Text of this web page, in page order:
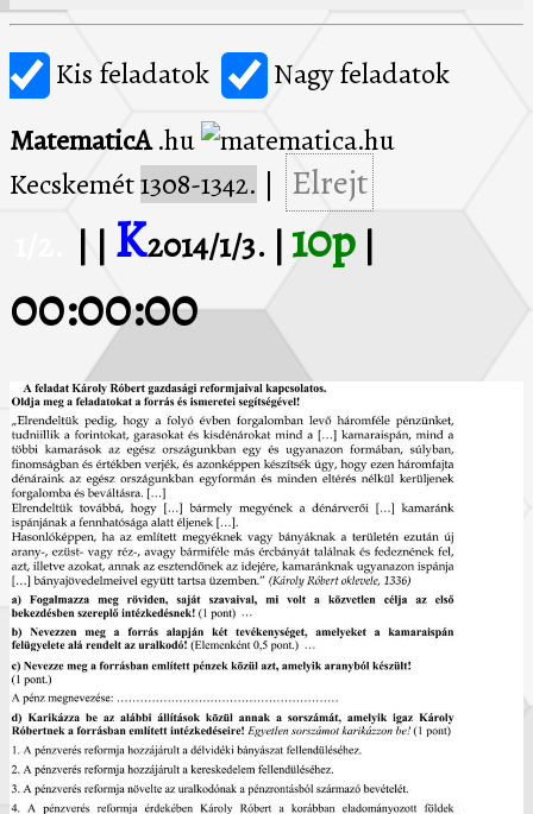
Kis feladatok
Nagy feladatok
MatematicA.hu
Kecskemét1308-1342.
Elrejt
K2014/1/3. | 10p
00:00:00